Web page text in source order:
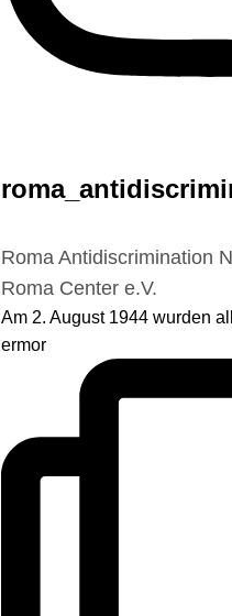
Roma Antidiscrimination
Roma Center e.V.
Am 2. August 1944 wurden
ermor